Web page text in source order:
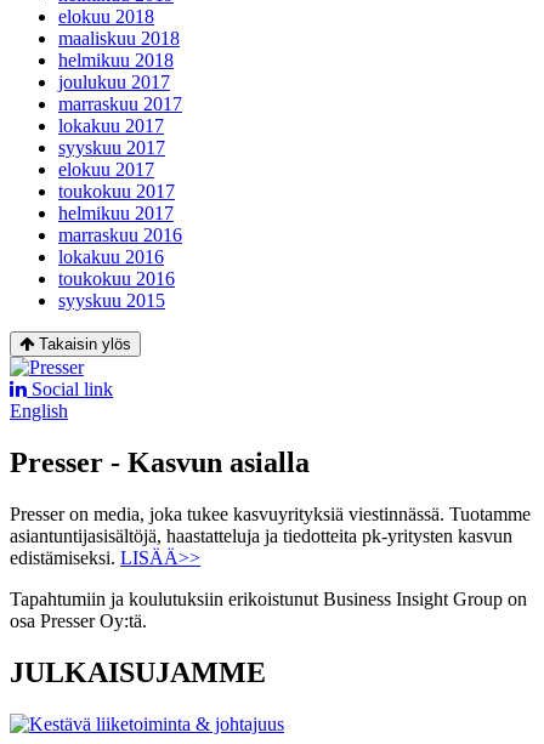
elokuu 2018
maaliskuu 2018
helmikuu 2018
joulukuu 2017
marraskuu 2017
lokakuu 2017
syyskuu 2017
elokuu 2017
toukokuu 2017
helmikuu 2017
marraskuu 2016
lokakuu 2016
toukokuu 2016
syyskuu 2015
Takaisin ylös
Social link
English
Presser - Kasvun asialla
Presser on media, joka tukee kasvuyrityksiä viestinnässä. Tuotamme
asiantuntijasisältöjä, haastatteluja ja tiedotteita pk-yritysten kasvun
edistämiseksi. LISÄÄ>>
Tapahtumiin ja koulutuksiin erikoistunut Business Insight Group on
osa Presser Oy:tä.
JULKAISUJAMME